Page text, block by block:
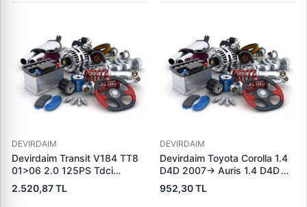
DEVIRDAIM
Devirdaim Transit V184 TT8
01>06 2.0 125PS Tdci
Mondeo 3 00>07 3 2.0
125PS Tdci / 10-Type Jaguar
2.520,87 TL
DEVIRDAIM
Devirdaim Toyota Corolla 1.4
D4D 2007-> Auris 1.4 D4D
2007-> Yaris 1.4 D4D 2006->
6 Ileri Vites | KRAFTVOLL
952,30 TL